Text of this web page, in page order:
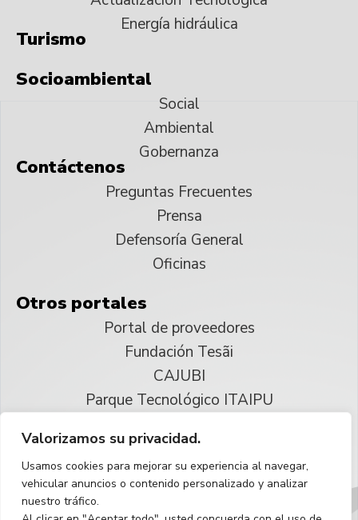
Valorizamos su privacidad.
Usamos cookies para mejorar su experiencia al navegar,
vehicular anuncios o contenido personalizado y analizar
nuestro tráfico.
Energía hidráulica
Turismo
Socioambiental
Social
Ambiental
Gobernanza
Contáctenos
Preguntas Frecuentes
Prensa
Defensoría General
Oficinas
Otros portales
Portal de proveedores
Fundación Tesãi
CAJUBI
Parque Tecnológico ITAIPU
Reservados todos los derechos
Español